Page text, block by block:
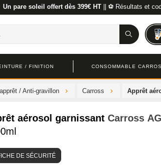
Un pare soleil offert dès 399€ HT|| ⚽ Résultats et
/ FINITION CONSOMMABLE
/ Anti-gravillon Carross Apprêt
aérosol garnissant Carross
DE SÉCURITÉ